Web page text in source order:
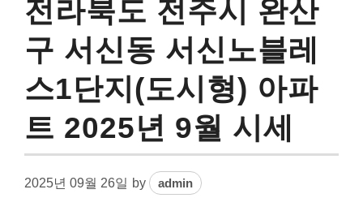
전라북도 전주시 완산
구 서신동 서신노블레
스1단지(도시형) 아파
트 2025년 9월 시세
2025년 09월 26일 by admin